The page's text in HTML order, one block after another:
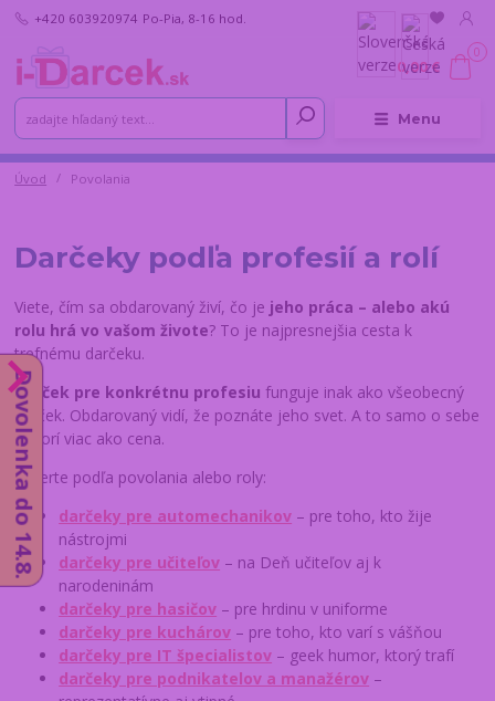
Menu
+420 603920974 Po-Pia, 8-16 hod.
0
0,00 €
Úvod Povolania
Darčeky podľa profesií a rolí
Viete, čím sa obdarovaný živí, čo je jeho práca – alebo akú
rolu hrá vo vašom živote? To je najpresnejšia cesta k
trefnému darčeku.
Darček pre konkrétnu profesiu funguje inak ako všeobecný
darček. Obdarovaný vidí, že poznáte jeho svet. A to samo o sebe
hovorí viac ako cena.
Vyberte podľa povolania alebo roly:
darčeky pre automechanikov – pre toho, kto žije
nástrojmi
darčeky pre učiteľov – na Deň učiteľov aj k
narodeninám
darčeky pre hasičov – pre hrdinu v uniforme
darčeky pre kuchárov – pre toho, kto varí s vášňou
darčeky pre IT špecialistov – geek humor, ktorý trafí
darčeky pre podnikatelov a manažérov –
Dovolenka do 14.8.